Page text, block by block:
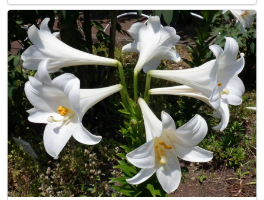
var. normalis）は、白い一重のモッコウバラです。 かぎ
けん花図鑑 誕生花05月16日 https